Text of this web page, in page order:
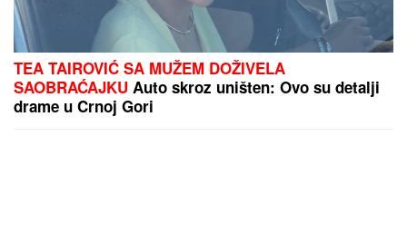
TEA TAIROVIĆ SA MUŽEM DOŽIVELA
SAOBRAĆAJKU Auto skroz uništen: Ovo su detalji
drame u Crnoj Gori